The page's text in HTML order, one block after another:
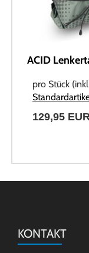
ACID
pro Stück
129,95 EUR
KONTAKT